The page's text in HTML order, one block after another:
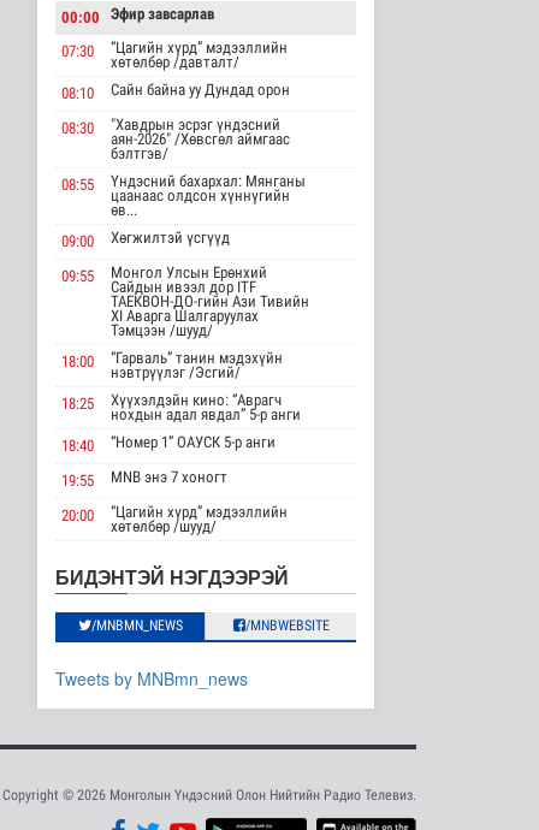
Үндэсний спортын
зуны VIII наадам
Cпорт
13 цаг 54 минутын өмнө
импорт тасралтгүй
хийгдэж байна
Нийгэм
13 цаг 3 минутын өмнө
АНУ импортлогчдод
100 тэрбум
ам.долларын
тарифын..
Дэлхийд
13 цаг 3 минутын өмнө
Шейх Хасина
ирэхээ зарлав
Дэлхийд
13 цаг 10 минутын өмнө
Монгол Улсын эмэгтэй
шигшээ баг Азийн
Cпорт
Хэт халууны улмаас
00:00 Эфир завсарлав
07:30
“Цагийн хүрд” мэдээллийн
хөтөлбөр /давталт/
08:10
Сайн байна уу Дундад орон
08:30
"Хавдрын эсрэг үндэсний
аян-2026" /Хөвсгөл аймгаас
бэлтгэв/
08:55
Үндэсний бахархал: Мянганы
цаанаас олдсон хүннүгийн
өв...
09:00
Хөгжилтэй үсгүүд
09:55
Монгол Улсын Ерөнхий
Сайдын ивээл дор ITF
ТАЕКВОН-ДО-гийн Ази Тивийн
XI Аварга Шалгаруулах
Тэмцээн /шууд/
18:00
“Гарваль” танин мэдэхүйн
нэвтрүүлэг /Эсгий/
18:25
Хүүхэлдэйн кино: “Аврагч
нохдын адал явдал” 5-р анги
18:40
“Номер 1” ОАУСК 5-р анги
19:55 MNB энэ 7 хоногт
20:00
“Цагийн хүрд” мэдээллийн
хөтөлбөр /шууд/
20:45 Хөндөх сэдэв: Эмийн чанар
21:15
100% уралдаант, танин
мэдэхүйн нэвтрүүлэг S2 #9
22:15
23:30
БИДЭНТЭЙ НЭГДЭЭРЭЙ
/MNBMN_NEWS /MNBWEBSITE
Tweets by MNBmn_news
Copyright © 2026 Монголын Үндэсний Олон Нийтийн Радио Телевиз.